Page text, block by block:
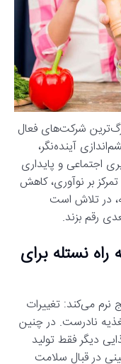
شرکت‌های فعال
آینده‌نگر،
اجتماعی و پایداری
بر نوآوری، کاهش
در تلاش است
رقم بزند.
نستله برای
نرم می‌کند: تغییرات
نادرست. در چنین
دیگر فقط تولید
در قبال سلامت